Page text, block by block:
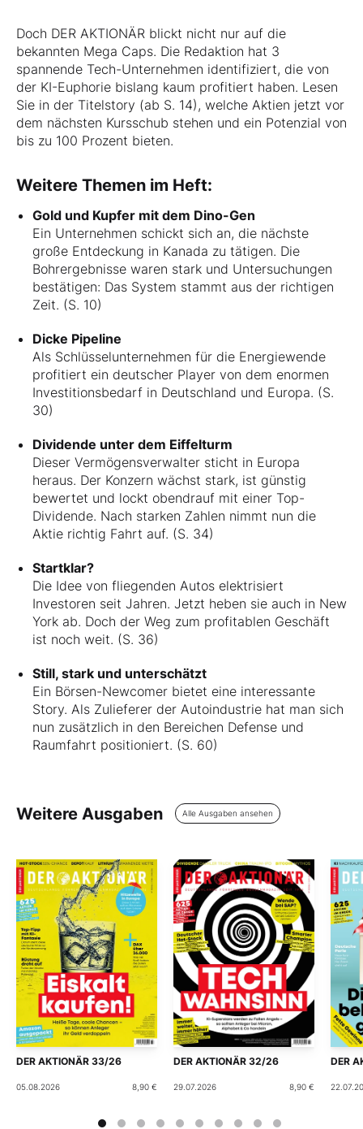
Doch DER AKTIONÄR blickt nicht nur auf die
bekannten Mega Caps. Die Redaktion hat 3
spannende Tech-Unternehmen identifiziert, die von
der KI-Euphorie bislang kaum profitiert haben. Lesen
Sie in der Titelstory (ab S. 14), welche Aktien jetzt vor
dem nächsten Kursschub stehen und ein Potenzial von
bis zu 100 Prozent bieten.
Weitere Themen im Heft:
Gold und Kupfer mit dem Dino-Gen
Ein Unternehmen schickt sich an, die nächste
große Entdeckung in Kanada zu tätigen. Die
Bohrergebnisse waren stark und Untersuchungen
bestätigen: Das System stammt aus der richtigen
Zeit. (S. 10)
Dicke Pipeline
Als Schlüsselunternehmen für die Energiewende
profitiert ein deutscher Player von dem enormen
Investitionsbedarf in Deutschland und Europa. (S.
30)
Dividende unter dem Eiffelturm
Dieser Vermögensverwalter sticht in Europa
heraus. Der Konzern wächst stark, ist günstig
bewertet und lockt obendrauf mit einer Top-
Dividende. Nach starken Zahlen nimmt nun die
Aktie richtig Fahrt auf. (S. 34)
Startklar?
Die Idee von fliegenden Autos elektrisiert
Investoren seit Jahren. Jetzt heben sie auch in New
York ab. Doch der Weg zum profitablen Geschäft
ist noch weit. (S. 36)
Still, stark und unterschätzt
Ein Börsen-Newcomer bietet eine interessante
Story. Als Zulieferer der Autoindustrie hat man sich
nun zusätzlich in den Bereichen Defense und
Raumfahrt positioniert. (S. 60)
Weitere Ausgaben Alle Ausgaben ansehen
DER AKTIONÄR 33/26
05.08.2026 8,90 €
DER AKTIONÄR 32/26
29.07.2026 8,90 €
DER